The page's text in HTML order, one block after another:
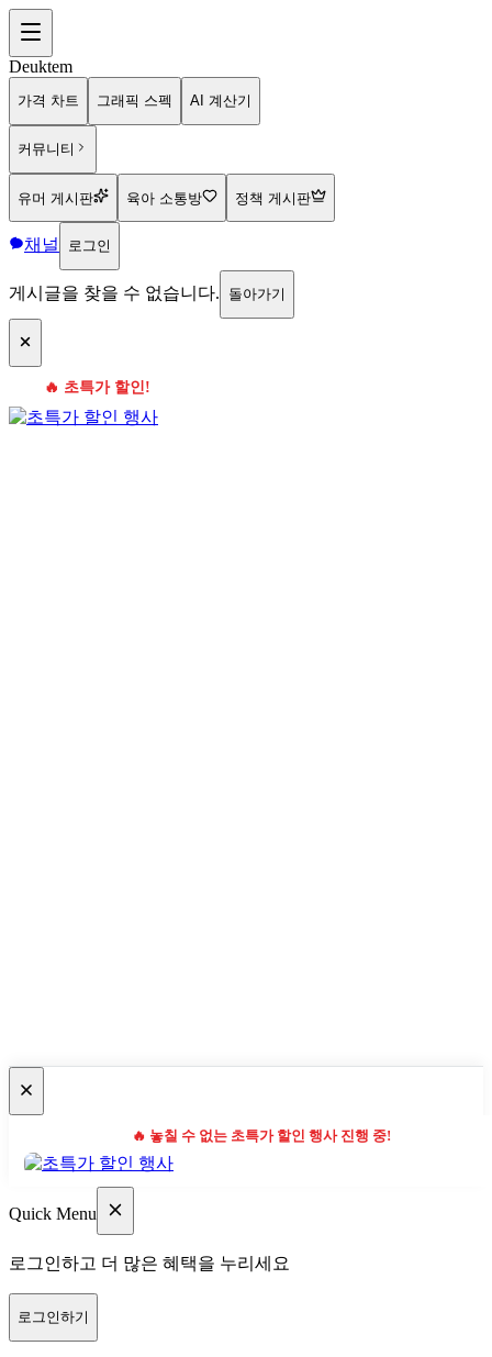
Deuktem
가격 차트 그래픽 스펙 AI 계산기
커뮤니티
유머 게시판 육아 소통방 정책 게시판
채널 로그인
게시글을 찾을 수 없습니다. 돌아가기
🔥 초특가 할인!
🔥 놓칠 수 없는 초특가 할인 행사 진행 중!
Quick Menu
로그인하고 더 많은 혜택을 누리세요
로그인하기